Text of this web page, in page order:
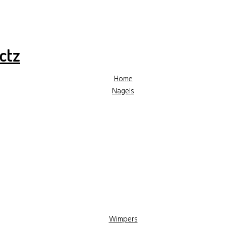
Home
Nagels
Wimpers